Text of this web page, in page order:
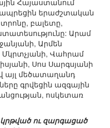
Հայաստանում
երաժշտական
բալետը,
Արամ
Արմեն
Վահրամ
Սոս Սարգսյանի
այլ մեծատաղանդ
գրվեցին ազգային
ոսկետառ
ու զարգացած